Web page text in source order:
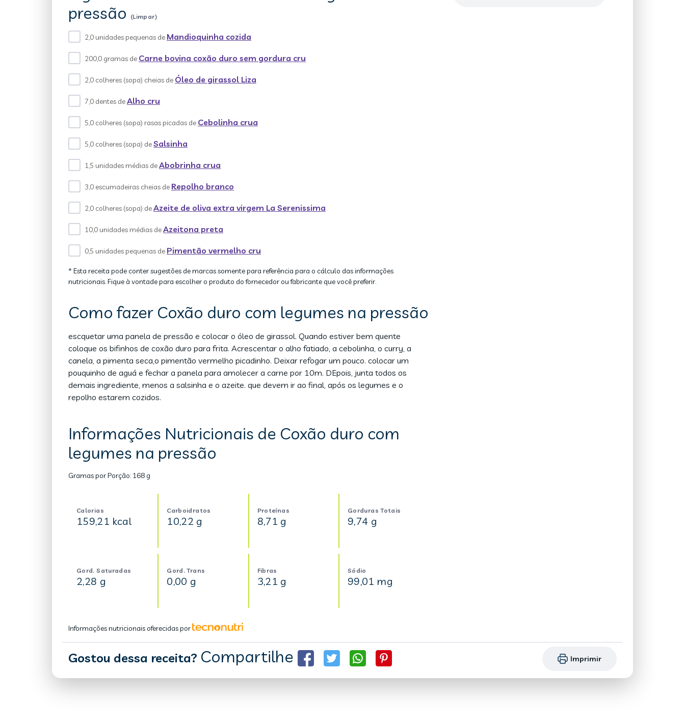
pressão
(Limpar)
2,0 unidades pequenas de Mandioquinha cozida
200,0 gramas de Carne bovina coxão duro sem gordura cru
2,0 colheres (sopa) cheias de Óleo de girassol Liza
7,0 dentes deAlho cru
5,0 colheres (sopa) rasas picadas de Cebolinha crua
5,0 colheres (sopa) deSalsinha
1,5 unidades médias deAbobrinha crua
3,0 escumadeiras cheias de Repolho branco
2,0 colheres (sopa) deAzeite de oliva extra virgem La Serenissima
10,0 unidades médias deAzeitona preta
0,5 unidades pequenas de Pimentão vermelho cru
* Esta receita pode conter sugestões de marcas somente para referência para o cálculo das informações
nutricionais. Fique à vontade para escolher o produto do fornecedor ou fabricante que você preferir.
Como fazer Coxão duro com legumes na pressão
escquetar uma panela de pressão e colocar o óleo de girassol. Quando estiver bem quente
coloque os bifinhos de coxão duro para frita. Acrescentar o alho fatiado, a cebolinha, o curry, a
canela, a pimenta seca,o pimentão vermelho picadinho. Deixar refogar um pouco. colocar um
pouquinho de aguá e fechar a panela para amolecer a carne por 10m. DEpois, junta todos os
demais ingrediente, menos a salsinha e o azeite. que devem ir ao final, após os legumes e o
repolho estarem cozidos.
Informações Nutricionais de Coxão duro com
legumes na pressão
Gramas por Porção: 168 g
Calorias
159,21 kcal
Carboidratos
10,22 g
Proteínas
8,71 g
Gorduras Totais
9,74 g
Gord. Saturadas
2,28 g
Gord. Trans
0,00 g
Fibras
3,21 g
Sódio
99,01 mg
Informações nutricionais oferecidas por
Gostou dessa receita? Compartilhe Imprimir